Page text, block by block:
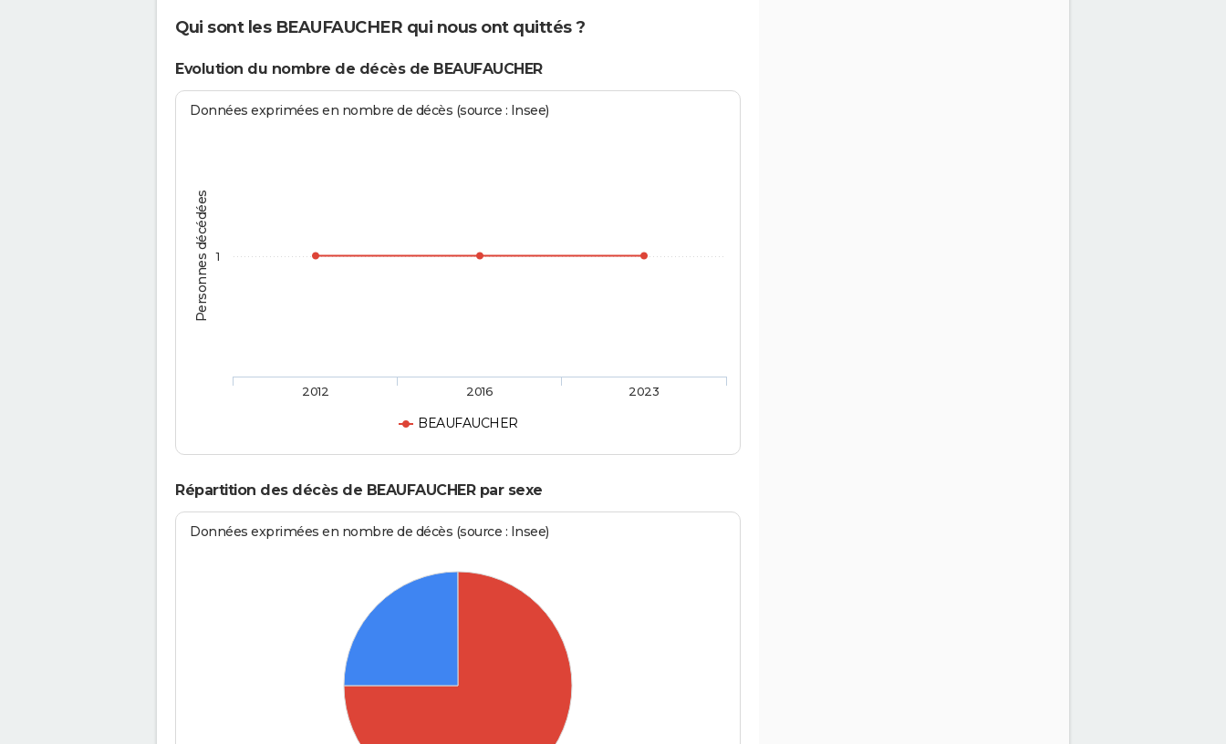
Qui sont les BEAUFAUCHER qui nous ont quittés ?
Evolution du nombre de décès de BEAUFAUCHER
Personnes décédées
Données exprimées en nombre de décès (source : Insee)
BEAUFAUCHER
2012 2016 2023
1
Répartition des décès de BEAUFAUCHER par sexe
Données exprimées en nombre de décès (source : Insee)